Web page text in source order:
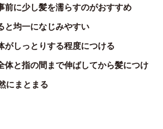
前に少し髪を濡らすのがおすすめ
と均一になじみやすい
がしっとりする程度につける
体と指の間まで伸ばしてから髪につけ
にまとまる